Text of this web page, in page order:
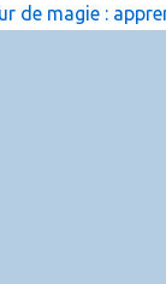
de magie :